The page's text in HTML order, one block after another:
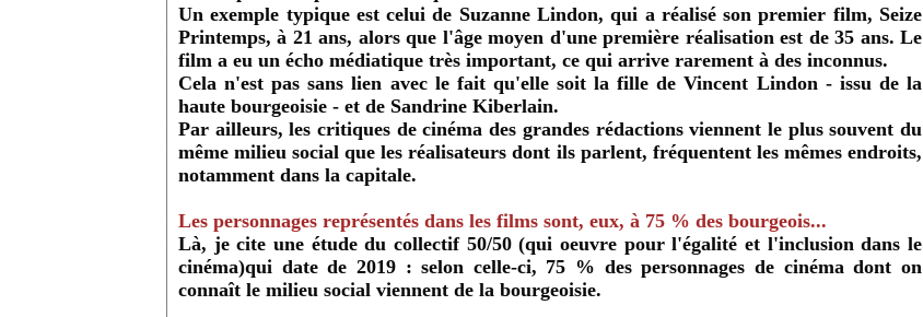
Un exemple typique est celui de Suzanne Lindon, qui a réalisé son premier film, Seize
Printemps, à 21 ans, alors que l'âge moyen d'une première réalisation est de 35 ans. Le
film a eu un écho médiatique très important, ce qui arrive rarement à des inconnus.
Cela n'est pas sans lien avec le fait qu'elle soit la fille de Vincent Lindon - issu de la
haute bourgeoisie - et de Sandrine Kiberlain.
Par ailleurs, les critiques de cinéma des grandes rédactions viennent le plus souvent du
même milieu social que les réalisateurs dont ils parlent, fréquentent les mêmes endroits,
notamment dans la capitale.
Les personnages représentés dans les films sont, eux, à 75 % des bourgeois...
Là, je cite une étude du collectif 50/50 (qui oeuvre pour l'égalité et l'inclusion dans le
cinéma)qui date de 2019 : selon celle-ci, 75 % des personnages de cinéma dont on
connaît le milieu social viennent de la bourgeoisie.